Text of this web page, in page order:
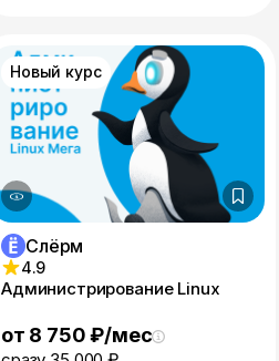
Новый курс
Слёрм
4.9
Администрирование Linux
от 8 750 ₽/мес